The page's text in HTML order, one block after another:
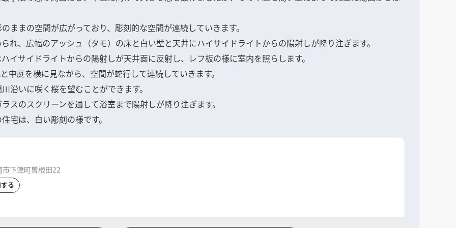
ままの空間が広がっており、彫刻的な空間が連続していきます。
れ、広幅のアッシュ（タモ）の床と白い壁と天井にハイサイドライトからの陽射しが降り注ぎます。
イサイドライトからの陽射しが天井面に反射し、レフ板の様に室内を照らします。
中庭を横に見ながら、空間が蛇行して連続していきます。
沿いに咲く桜を望むことができます。
スのスクリーンを通して浴室まで陽射しが降り注ぎます。
宅は、白い彫刻の様です。
下津町曽根田22
る